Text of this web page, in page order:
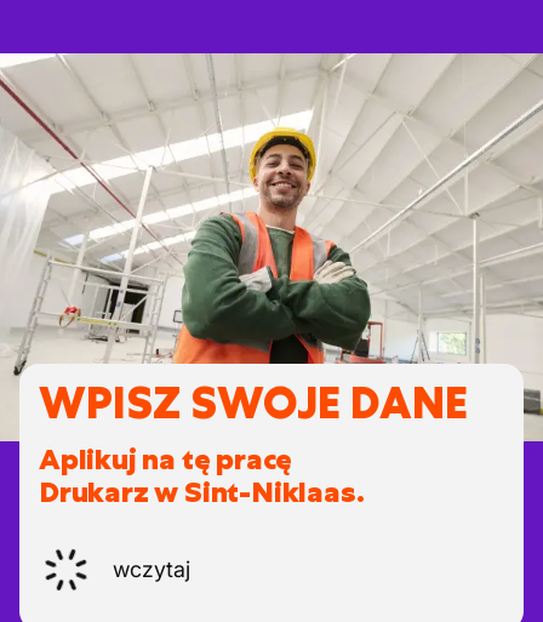
WPISZ SWOJE DANE
Aplikuj na tę pracę
Drukarz w Sint-Niklaas.
wczytaj